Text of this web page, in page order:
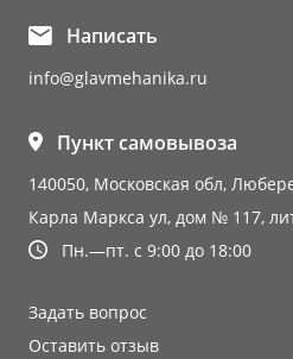
Написать
info@glavmehanika.ru
Пункт самовывоза
140050, Московская обл,
Карла Маркса ул, дом № 117,
Пн.—пт. с 9:00 до 18:00
Задать вопрос
Оставить отзыв